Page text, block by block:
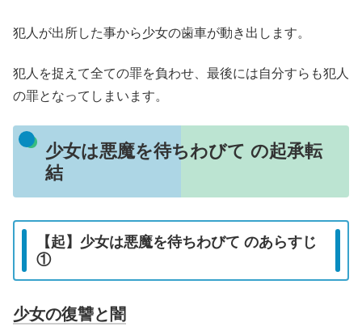
犯人が出所した事から少女の歯車が動き出します。
犯人を捉えて全ての罪を負わせ、最後には自分すらも犯人
の罪となってしまいます。
少女は悪魔を待ちわびて の起承転
結
【起】少女は悪魔を待ちわびて のあらすじ
①
少女の復讐と闇